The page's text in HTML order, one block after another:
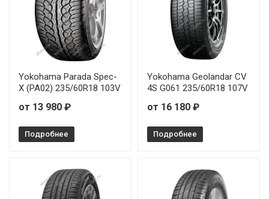
Yokohama Parada Spec-
X (PA02) 235/60R18 103V
от 13 980 ₽
Подробнее
Yokohama Geolandar CV
4S G061 235/60R18 107V
от 16 180 ₽
Подробнее